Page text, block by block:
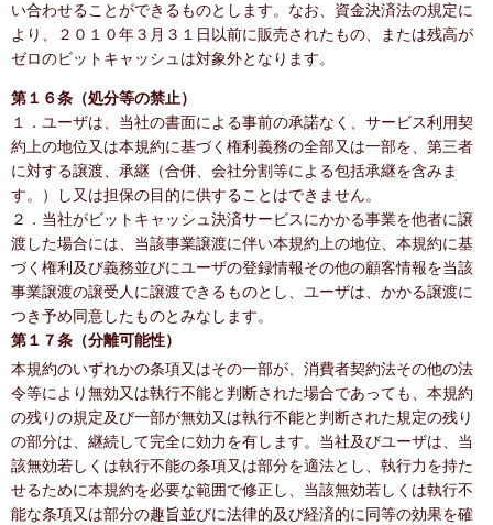
い合わせることができるものとします。なお、資金決済法の規定に
より、２０１０年３月３１日以前に販売されたもの、または残高が
ゼロのビットキャッシュは対象外となります。
第１６条（処分等の禁止）
１．ユーザは、当社の書面による事前の承諾なく、サービス利用契
約上の地位又は本規約に基づく権利義務の全部又は一部を、第三者
に対する譲渡、承継（合併、会社分割等による包括承継を含みま
す。）し又は担保の目的に供することはできません。
２．当社がビットキャッシュ決済サービスにかかる事業を他者に譲
渡した場合には、当該事業譲渡に伴い本規約上の地位、本規約に基
づく権利及び義務並びにユーザの登録情報その他の顧客情報を当該
事業譲渡の譲受人に譲渡できるものとし、ユーザは、かかる譲渡に
つき予め同意したものとみなします。
第１７条（分離可能性）
本規約のいずれかの条項又はその一部が、消費者契約法その他の法
令等により無効又は執行不能と判断された場合であっても、本規約
の残りの規定及び一部が無効又は執行不能と判断された規定の残り
の部分は、継続して完全に効力を有します。当社及びユーザは、当
該無効若しくは執行不能の条項又は部分を適法とし、執行力を持た
せるために本規約を必要な範囲で修正し、当該無効若しくは執行不
能な条項又は部分の趣旨並びに法律的及び経済的に同等の効果を確